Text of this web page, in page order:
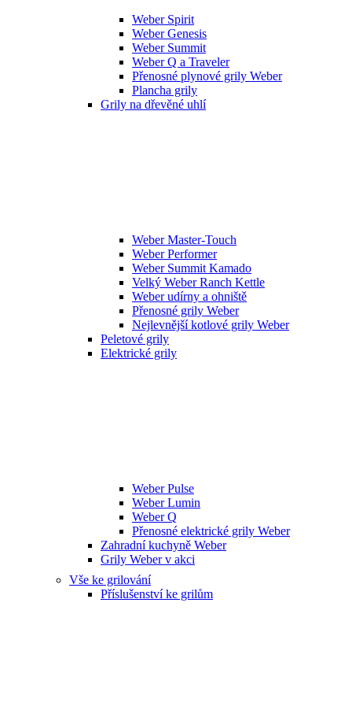
Weber Spirit
Weber Genesis
Weber Summit
Weber Q a Traveler
Přenosné plynové grily Weber
Plancha grily
Grily na dřevěné uhlí
Weber Master-Touch
Weber Performer
Weber Summit Kamado
Velký Weber Ranch Kettle
Weber udírny a ohniště
Přenosné grily Weber
Nejlevnější kotlové grily Weber
Peletové grily
Elektrické grily
Weber Pulse
Weber Lumin
Weber Q
Přenosné elektrické grily Weber
Zahradní kuchyně Weber
Grily Weber v akci
Vše ke grilování
Příslušenství ke grilům